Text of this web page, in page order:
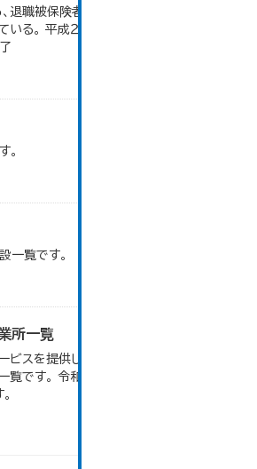
退職被保険者のうち６５歳以上が一般
る。 平成２７年４月から、新規の退職
。
一覧です。
所一覧
ビスを提供している事業所の住所や営
です。 令和６年１月１日調査時点で